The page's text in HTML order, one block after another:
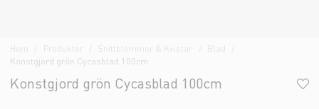
Hem Produkter Snittblommor & Kvistar
Konstgjord grön Cycasblad 100cm
Konstgjord grön Cycasblad 100cm